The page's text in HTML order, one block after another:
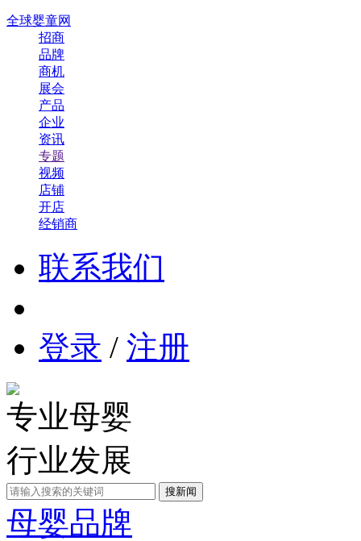
全球婴童网
招商
品牌
商机
展会
产品
企业
资讯
专题
视频
店铺
开店
经销商
联系我们
登录 / 注册
专业母婴
行业发展
母婴品牌